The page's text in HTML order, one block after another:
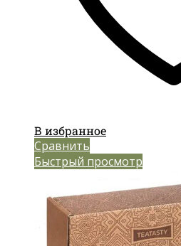
В избранное
Сравнить
Быстрый просмотр